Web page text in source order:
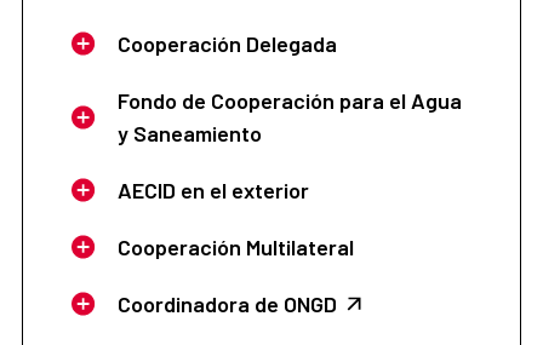
Cooperación Delegada
Fondo de Cooperación para el Agua
y Saneamiento
AECID en el exterior
Cooperación Multilateral
Coordinadora de ONGD